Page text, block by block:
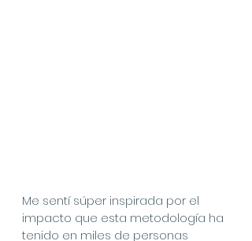
Me sentí súper inspirada por el
impacto que esta metodología ha
tenido en miles de personas